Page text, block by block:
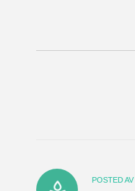
POSTED AV